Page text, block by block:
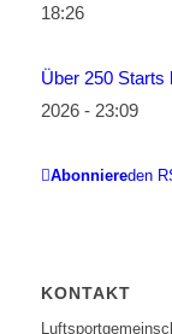
18:26
Über 250 Starts
2026 - 23:09
Abonniereden
KONTAKT